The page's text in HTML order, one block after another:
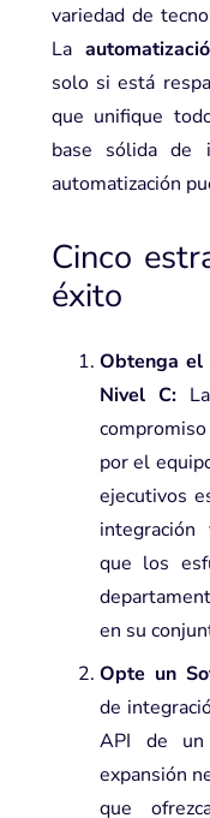
variedad de
La
solo si está
que unifique
base sólida de
automatización
Cinco
éxito
Obtenga el
Nivel C:La
por el
ejecutivos
integración
que los
en su
Opte un
de
API de un
expansión
que